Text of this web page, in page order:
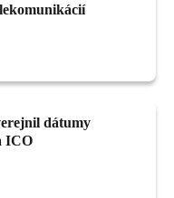
dátumy
ICO